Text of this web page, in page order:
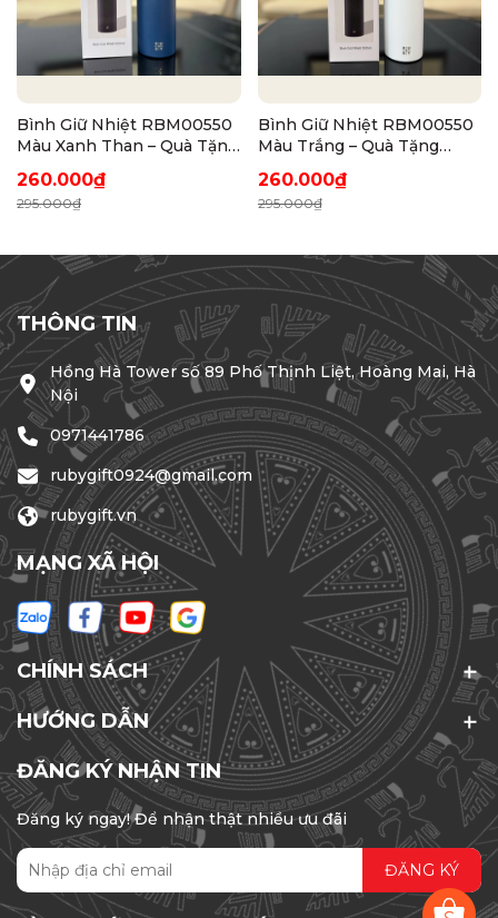
Bình Giữ Nhiệt RBM00550
Màu Xanh Than – Quà Tặng
260.000₫
295.000₫
Bình Giữ Nhiệt RBM00550
Màu Trắng – Quà Tặng
260.000₫
295.000₫
THÔNG TIN
Hồng Hà Tower số 89 Phố Thịnh Liệt, Hoàng Mai, Hà
Nội
0971441786
rubygift0924@gmail.com
rubygift.vn
MẠNG XÃ HỘI
CHÍNH SÁCH
HƯỚNG DẪN
ĐĂNG KÝ NHẬN TIN
Đăng ký ngay! Để nhận thật nhiều ưu đãi
ĐĂNG KÝ